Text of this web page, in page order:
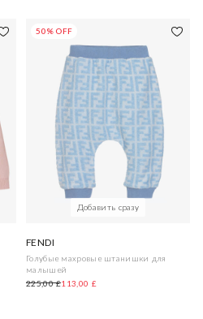
50% OFF
Добавить сразу
FENDI
Голубые махровые штанишки для
малышей
225,00 £113,00 £